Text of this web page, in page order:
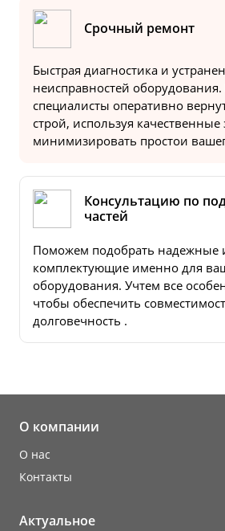
Срочный ремонт
Быстрая диагностика и
неисправностей
специалисты оперативно
строй, используя качественные
минимизировать простои
Консультацию по
частей
Поможем подобрать надежные
комплектующие именно для
оборудования. Учтем все
чтобы обеспечить
долговечность .
О компании
О нас
Контакты
Актуальное